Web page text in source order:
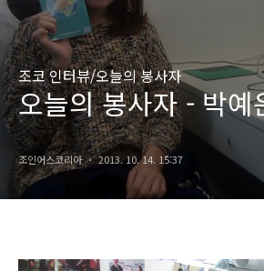
조코 인터뷰/오늘의 봉사자
오늘의 봉사자 - 박예
조인어스코리아 2013. 10. 14. 15:37